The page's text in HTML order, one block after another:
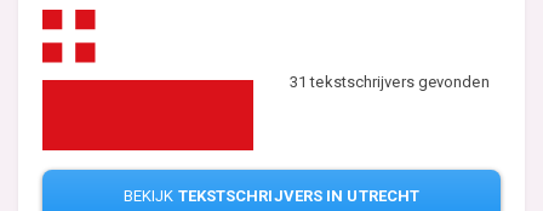
31 tekstschrijvers gevonden
BEKIJK TEKSTSCHRIJVERS IN UTRECHT